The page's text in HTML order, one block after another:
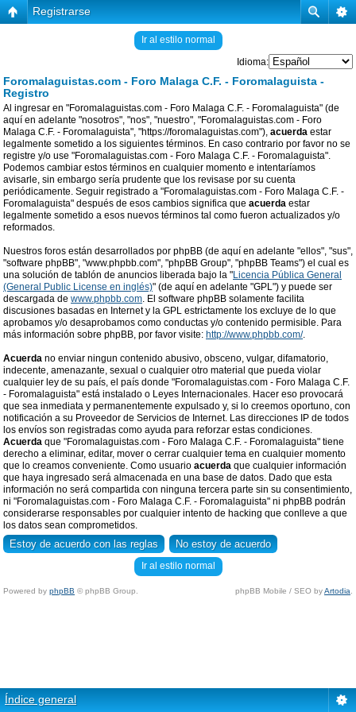
Registrarse
Ir al estilo normal
Idioma:
Foromalaguistas.com - Foro Malaga C.F. - Foromalaguista -
Registro
Al ingresar en "Foromalaguistas.com - Foro Malaga C.F. - Foromalaguista" (de
aquí en adelante "nosotros", "nos", "nuestro", "Foromalaguistas.com - Foro
Malaga C.F. - Foromalaguista", "https://foromalaguistas.com"), acuerda estar
legalmente sometido a los siguientes términos. En caso contrario por favor no se
registre y/o use "Foromalaguistas.com - Foro Malaga C.F. - Foromalaguista".
Podemos cambiar estos términos en cualquier momento e intentaríamos
avisarle, sin embargo sería prudente que los revisase por su cuenta
periódicamente. Seguir registrado a "Foromalaguistas.com - Foro Malaga C.F. -
Foromalaguista" después de esos cambios significa que acuerda estar
legalmente sometido a esos nuevos términos tal como fueron actualizados y/o
reformados.
Nuestros foros están desarrollados por phpBB (de aquí en adelante "ellos", "sus",
"software phpBB", "www.phpbb.com", "phpBB Group", "phpBB Teams") el cual es
una solución de tablón de anuncios liberada bajo la "Licencia Pública General
(General Public License en inglés)" (de aquí en adelante "GPL") y puede ser
descargada de www.phpbb.com. El software phpBB solamente facilita
discusiones basadas en Internet y la GPL estrictamente los excluye de lo que
aprobamos y/o desaprobamos como conductas y/o contenido permisible. Para
más información sobre phpBB, por favor visite: http://www.phpbb.com/.
Acuerda no enviar ningun contenido abusivo, obsceno, vulgar, difamatorio,
indecente, amenazante, sexual o cualquier otro material que pueda violar
cualquier ley de su país, el país donde "Foromalaguistas.com - Foro Malaga C.F.
- Foromalaguista" está instalado o Leyes Internacionales. Hacer eso provocará
que sea inmediata y permanentemente expulsado y, si lo creemos oportuno, con
notificación a su Proveedor de Servicios de Internet. Las direcciones IP de todos
los envíos son registradas como ayuda para reforzar estas condiciones.
Acuerda que "Foromalaguistas.com - Foro Malaga C.F. - Foromalaguista" tiene
derecho a eliminar, editar, mover o cerrar cualquier tema en cualquier momento
que lo creamos conveniente. Como usuario acuerda que cualquier información
que haya ingresado será almacenada en una base de datos. Dado que esta
información no será compartida con ninguna tercera parte sin su consentimiento,
ni "Foromalaguistas.com - Foro Malaga C.F. - Foromalaguista" ni phpBB podrán
considerarse responsables por cualquier intento de hacking que conlleve a que
los datos sean comprometidos.
Ir al estilo normal
Powered by phpBB © phpBB Group. phpBB Mobile / SEO byArtodia
Índice general